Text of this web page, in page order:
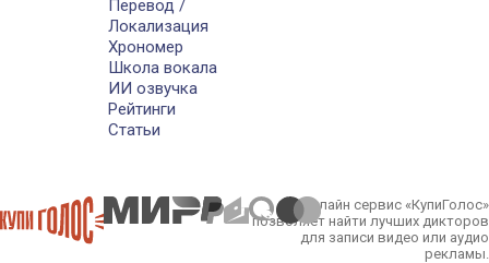
Перевод /
Локализация
Хрономер
Школа вокала
ИИ озвучка
Рейтинги
Статьи
Онлайн сервис «КупиГолос»
позволяет найти лучших дикторов
для записи видео или аудио
рекламы.